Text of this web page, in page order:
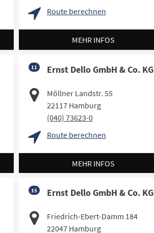
Route berechnen
MEHR INFOS
11 Ernst Dello GmbH & Co. KG
Möllner Landstr. 55
22117 Hamburg
(040) 73623-0
Route berechnen
MEHR INFOS
15 Ernst Dello GmbH & Co. KG
Friedrich-Ebert-Damm 184
22047 Hamburg